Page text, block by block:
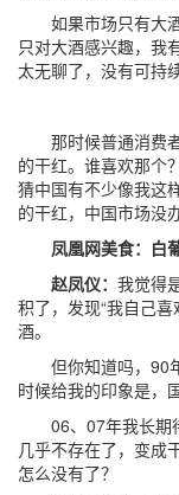
如果市场只有大酒
只对大酒感兴趣，
太无聊了，没有可持
那时候普通消费者
的干红。谁喜欢那个
猜中国有不少像我这
的干红，中国市场没
凤凰网美食：白葡
赵凤仪： 我觉得
积了，发现“我自己
酒。
但你知道吗，90年
时候给我的印象是，
06、07年我长期
几乎不存在了，变成
怎么没有了？